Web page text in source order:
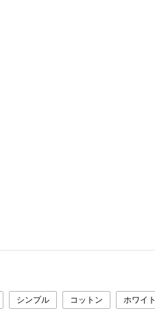
シンプル コットン ホワイト